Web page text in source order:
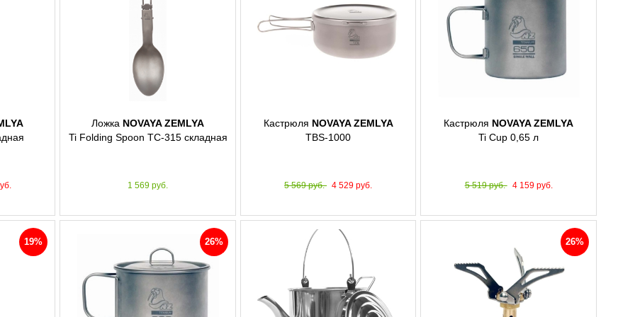
Ложка NOVAYA ZEMLYA
Ti Folding Spoon TC-315 складная
1 569 руб.
Кастрюля NOVAYA ZEMLYA
TBS-1000
5 569 руб. 4 529 руб.
Кастрюля NOVAYA ZEMLYA
Ti Cup 0,65 л
5 519 руб. 4 159 руб.
19% 26% 26%